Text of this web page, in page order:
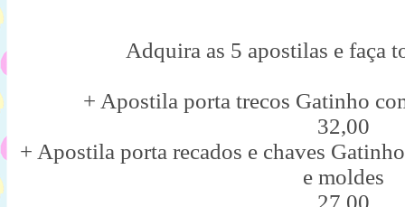
Adquira as 5 apostilas e faça
+ Apostila porta trecos Gatinho
32,00
+ Apostila porta recados e chaves
e moldes
27,00